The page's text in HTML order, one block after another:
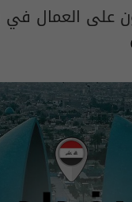
على العمال في